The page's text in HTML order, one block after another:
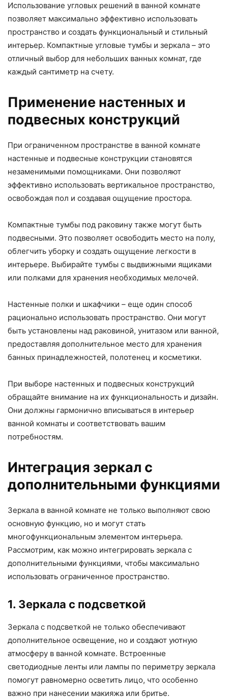
Использование угловых решений в ванной комнате
позволяет максимально эффективно использовать
пространство и создать функциональный и стильный
интерьер. Компактные угловые тумбы и зеркала – это
отличный выбор для небольших ванных комнат, где
каждый сантиметр на счету.
Применение настенных и
подвесных конструкций
При ограниченном пространстве в ванной комнате
настенные и подвесные конструкции становятся
незаменимыми помощниками. Они позволяют
эффективно использовать вертикальное пространство,
освобождая пол и создавая ощущение простора.
Компактные тумбы под раковину также могут быть
подвесными. Это позволяет освободить место на полу,
облегчить уборку и создать ощущение легкости в
интерьере. Выбирайте тумбы с выдвижными ящиками
или полками для хранения необходимых мелочей.
Настенные полки и шкафчики – еще один способ
рационально использовать пространство. Они могут
быть установлены над раковиной, унитазом или ванной,
предоставляя дополнительное место для хранения
банных принадлежностей, полотенец и косметики.
При выборе настенных и подвесных конструкций
обращайте внимание на их функциональность и дизайн.
Они должны гармонично вписываться в интерьер
ванной комнаты и соответствовать вашим
потребностям.
Интеграция зеркал с
дополнительными функциями
Зеркала в ванной комнате не только выполняют свою
основную функцию, но и могут стать
многофункциональным элементом интерьера.
Рассмотрим, как можно интегрировать зеркала с
дополнительными функциями, чтобы максимально
использовать ограниченное пространство.
1. Зеркала с подсветкой
Зеркала с подсветкой не только обеспечивают
дополнительное освещение, но и создают уютную
атмосферу в ванной комнате. Встроенные
светодиодные ленты или лампы по периметру зеркала
помогут равномерно осветить лицо, что особенно
важно при нанесении макияжа или бритье.